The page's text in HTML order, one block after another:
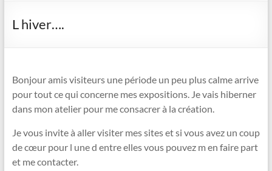
L hiver….
Bonjour amis visiteurs une période un peu plus calme arrive
pour tout ce qui concerne mes expositions. Je vais hiberner
dans mon atelier pour me consacrer à la création.
Je vous invite à aller visiter mes sites et si vous avez un coup
de cœur pour l une d entre elles vous pouvez m en faire part
et me contacter.